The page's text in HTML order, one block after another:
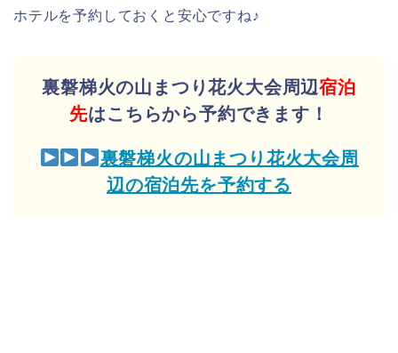
ホテルを予約しておくと安心ですね♪
裏磐梯火の山まつり花火大会周辺宿泊
先はこちらから予約できます！
裏磐梯火の山まつり花火大会周
辺の宿泊先を予約する